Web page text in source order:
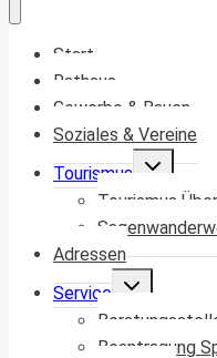
Start
Rathaus
Gewerbe & Bauen
Soziales & Vereine
Tourismus
Untermenü
umschalten
Tourismus
Adressen
Service
Untermenü
umschalten
Beantragung